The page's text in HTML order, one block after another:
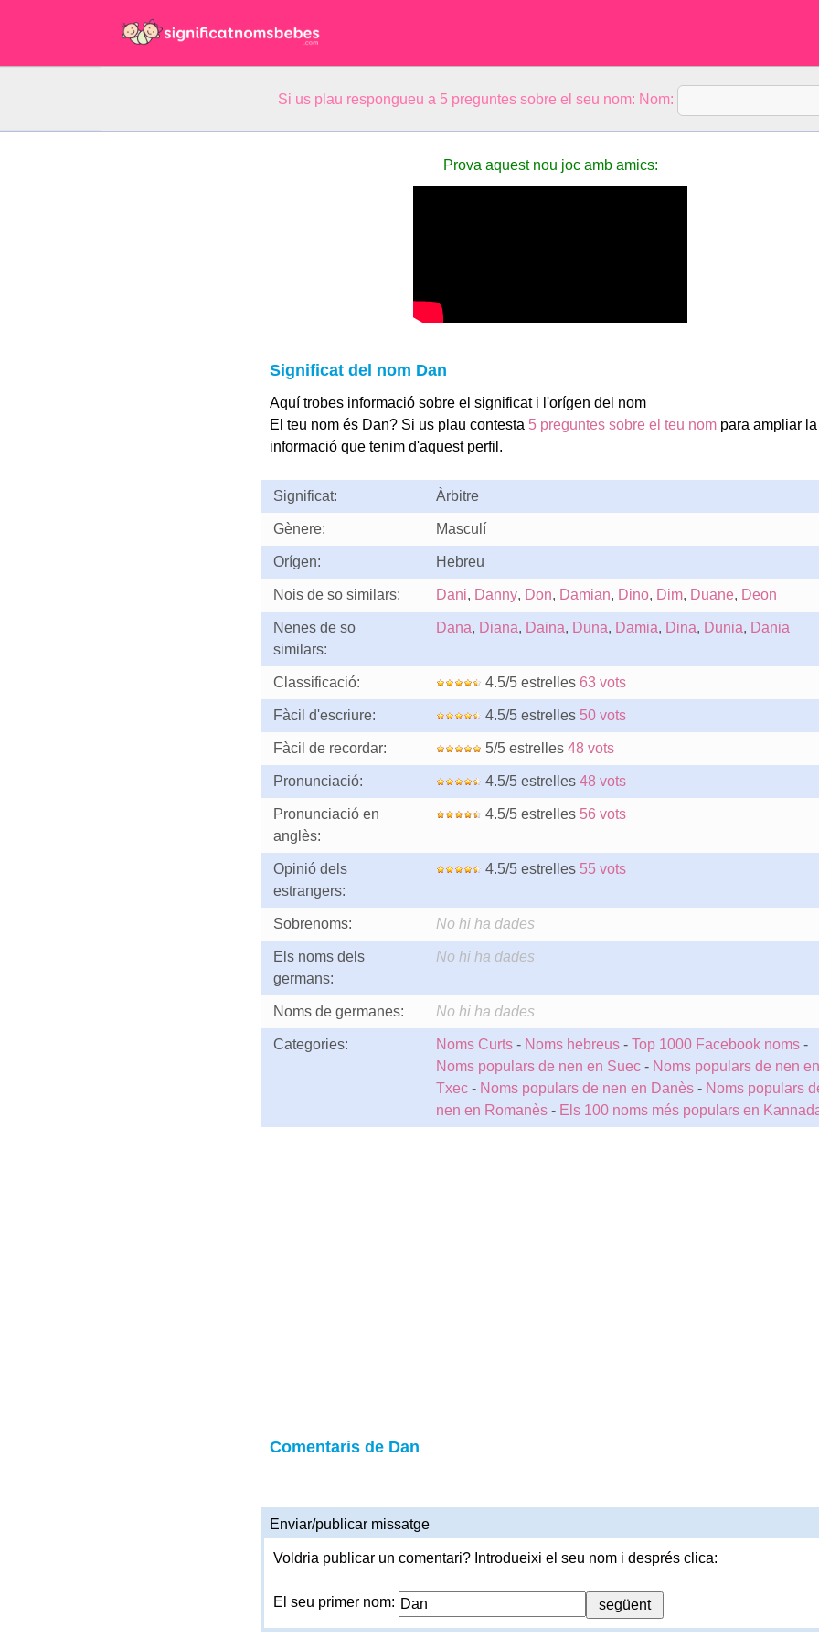
Si us plau respongueu a 5 preguntes sobre el seu nom: Nom:
Prova aquest nou joc amb amics:
Significat del nom Dan
Aquí trobes informació sobre el significat i l'orígen del nom
El teu nom és Dan? Si us plau contesta 5 preguntes sobre el teu nompara ampliar la
informació que tenim d'aquest perfil.
Significat: Àrbitre
Gènere: Masculí
Orígen: Hebreu
Nois de so similars: Dani, Danny, Don, Damian, Dino, Dim, Duane, Deon
Nenes de so
similars:
Dana, Diana, Daina, Duna, Damia, Dina, Dunia, Dania
Classificació: 4.5/5 estrelles 63 vots
Fàcil d'escriure: 4.5/5 estrelles 50 vots
Fàcil de recordar: 5/5 estrelles 48 vots
Pronunciació: 4.5/5 estrelles 48 vots
Pronunciació en
anglès:
4.5/5 estrelles 56 vots
Opinió dels
estrangers:
4.5/5 estrelles 55 vots
Sobrenoms: No hi ha dades
Els noms dels
germans:
No hi ha dades
Noms de germanes: No hi ha dades
Categories: Noms Curts- Noms hebreus- Top 1000 Facebook noms-
Noms populars de nen en Suec - Noms populars de nen en
Txec - Noms populars de nen en Danès - Noms populars
nen en Romanès - Els 100 noms més populars en
Comentaris de Dan
Enviar/publicar missatge
Voldria publicar un comentari? Introdueixi el seu nom i després clica:
El seu primer nom: